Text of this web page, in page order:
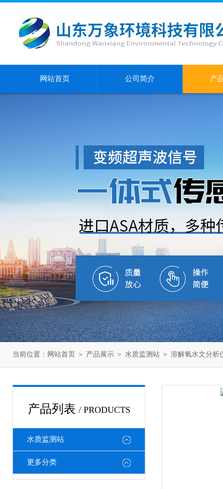
网站首页 公司简介 产
当前位置： 网站首页 ＞ 产品展示 ＞ 水质监测站 ＞ 溶解氧水文分析
产品列表 / PRODUCTS
水质监测站
更多分类